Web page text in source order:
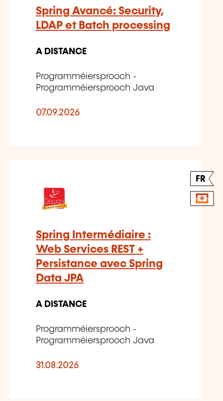
Spring Avancé: Security,
LDAP et Batch processing
A DISTANCE
Programméiersprooch -
Programméiersprooch Java
07.09.2026
FR
Spring Intermédiaire :
Web Services REST +
Persistance avec Spring
Data JPA
A DISTANCE
Programméiersprooch -
Programméiersprooch Java
31.08.2026